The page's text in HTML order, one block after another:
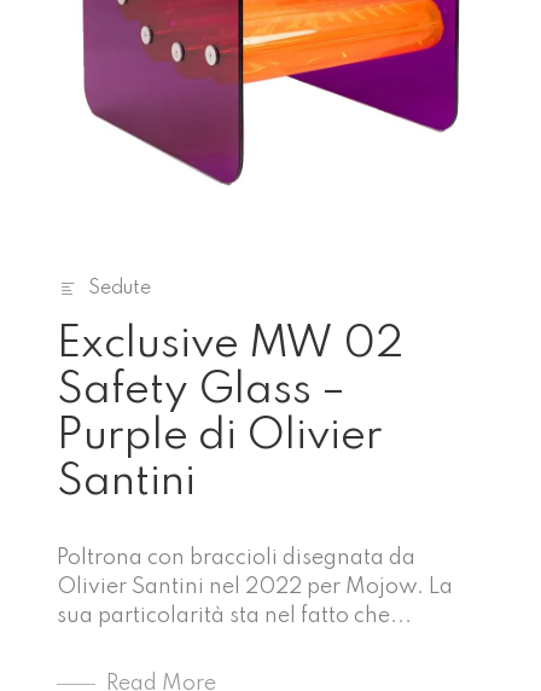
Sedute
Exclusive MW 02
Safety Glass –
Purple di Olivier
Santini
Poltrona con braccioli disegnata da
Olivier Santini nel 2022 per Mojow. La
sua particolarità sta nel fatto che...
Read More